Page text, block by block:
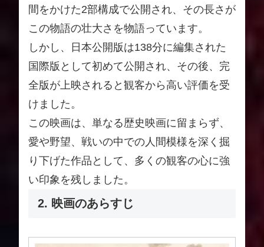
間をかけた2部構成で公開され、その長さが
この物語の壮大さを物語っています。
しかし、日本公開版は138分に編集された
国際版として初めて公開され、その後、完
全版が上映されると観客から高い評価を受
けました。
この映画は、単なる歴史映画に留まらず、
愛や野望、戦いの中での人間模様を深く掘
り下げた作品として、多くの観客の心に強
い印象を残しました。
2. 映画のあらすじ